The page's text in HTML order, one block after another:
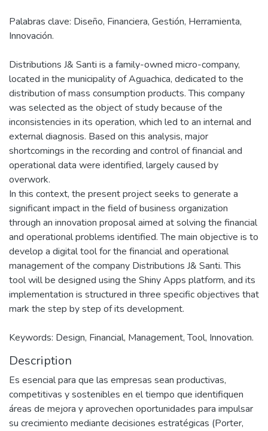
Palabras clave: Diseño, Financiera, Gestión, Herramienta,
Innovación.
Distributions J& Santi is a family-owned micro-company,
located in the municipality of Aguachica, dedicated to the
distribution of mass consumption products. This company
was selected as the object of study because of the
inconsistencies in its operation, which led to an internal and
external diagnosis. Based on this analysis, major
shortcomings in the recording and control of financial and
operational data were identified, largely caused by
overwork.
In this context, the present project seeks to generate a
significant impact in the field of business organization
through an innovation proposal aimed at solving the financial
and operational problems identified. The main objective is to
develop a digital tool for the financial and operational
management of the company Distributions J& Santi. This
tool will be designed using the Shiny Apps platform, and its
implementation is structured in three specific objectives that
mark the step by step of its development.
Keywords: Design, Financial, Management, Tool, Innovation.
Description
Es esencial para que las empresas sean productivas,
competitivas y sostenibles en el tiempo que identifiquen
áreas de mejora y aprovechen oportunidades para impulsar
su crecimiento mediante decisiones estratégicas (Porter,